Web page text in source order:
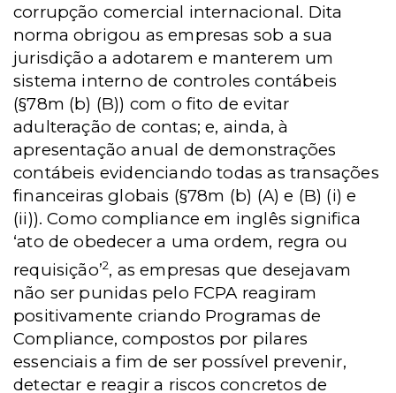
corrupção comercial internacional. Dita
norma obrigou as empresas sob a sua
jurisdição a adotarem e manterem um
sistema interno de controles contábeis
(§78m (b) (B)) com o fito de evitar
adulteração de contas; e, ainda, à
apresentação anual de demonstrações
contábeis evidenciando todas as transações
financeiras globais (§78m (b) (A) e (B) (i) e
(ii)). Como compliance em inglês significa
‘ato de obedecer a uma ordem, regra ou
requisição’2, as empresas que desejavam
não ser punidas pelo FCPA reagiram
positivamente criando Programas de
Compliance, compostos por pilares
essenciais a fim de ser possível prevenir,
detectar e reagir a riscos concretos de